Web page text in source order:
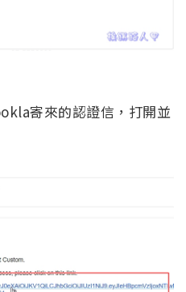
寄來的認證信，打開並